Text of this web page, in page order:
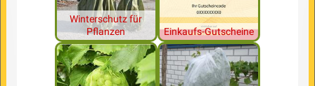
Winterschutz für
Pflanzen
Einkaufs-Gutscheine